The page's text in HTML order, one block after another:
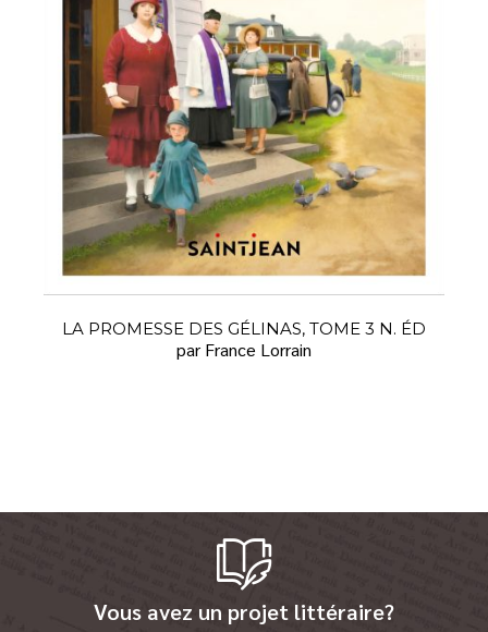
LA PROMESSE DES GÉLINAS, TOME 3 N. ÉD
par France Lorrain
Vous avez un projet littéraire?